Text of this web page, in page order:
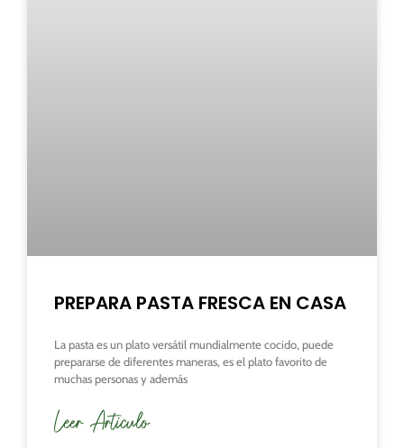
PREPARA PASTA FRESCA EN CASA
La pasta es un plato versátil mundialmente cocido, puede
prepararse de diferentes maneras, es el plato favorito de
muchas personas y además
Leer Articulo